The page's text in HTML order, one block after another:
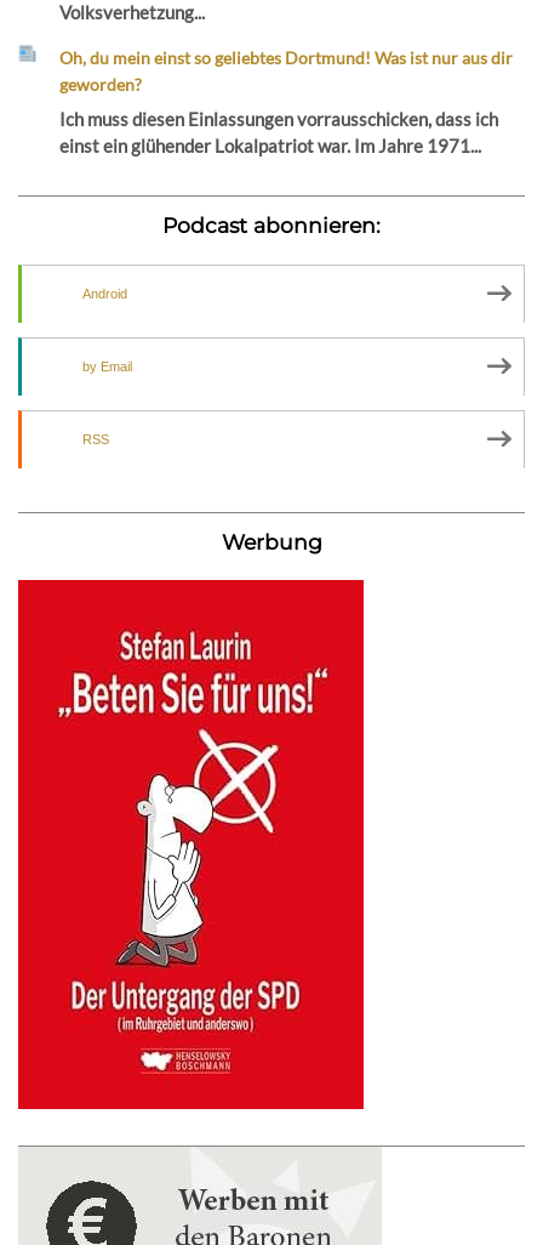
Volksverhetzung...
Oh, du mein einst so geliebtes Dortmund! Was ist nur aus dir
geworden?
Ich muss diesen Einlassungen vorrausschicken, dass ich
einst ein glühender Lokalpatriot war. Im Jahre 1971...
Podcast abonnieren:
Android
by Email
RSS
Werbung